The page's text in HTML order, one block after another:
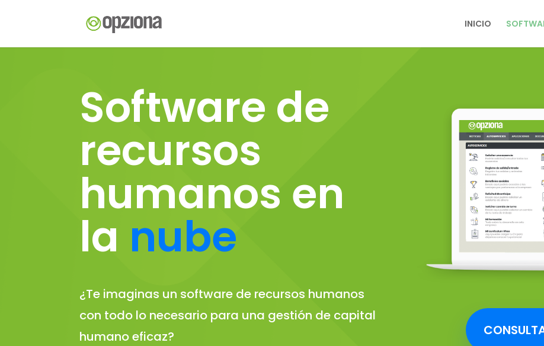
INICIO
Software de
recursos
humanos en
la nube
¿Te imaginas un software de recursos humanos
con todo lo necesario para una gestión de capital
humano eficaz?